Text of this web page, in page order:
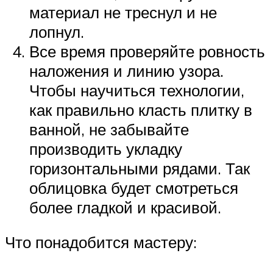
материал не треснул и не
лопнул.
Все время проверяйте ровность
наложения и линию узора.
Чтобы научиться технологии,
как правильно класть плитку в
ванной, не забывайте
производить укладку
горизонтальными рядами. Так
облицовка будет смотреться
более гладкой и красивой.
Что понадобится мастеру: